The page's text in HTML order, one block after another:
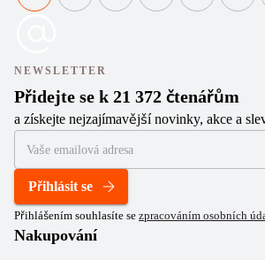
NEWSLETTER
Přidejte se k 21 372 čtenářům
a získejte nejzajímavější novinky, akce a
Přihlásit se
Přihlášením souhlasíte se zpracováním osobních
Nakupování